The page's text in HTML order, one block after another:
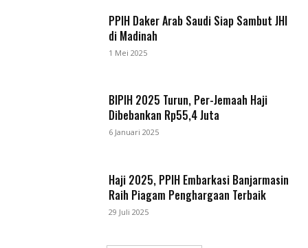
PPIH Daker Arab Saudi Siap Sambut JHI
di Madinah
1 Mei 2025
BIPIH 2025 Turun, Per-Jemaah Haji
Dibebankan Rp55,4 Juta
6 Januari 2025
Haji 2025, PPIH Embarkasi Banjarmasin
Raih Piagam Penghargaan Terbaik
29 Juli 2025